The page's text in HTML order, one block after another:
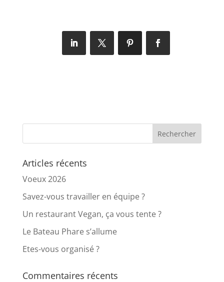
Articles récents
Voeux 2026
Savez-vous travailler en équipe ?
Un restaurant Vegan, ça vous tente ?
Le Bateau Phare s’allume
Etes-vous organisé ?
Commentaires récents